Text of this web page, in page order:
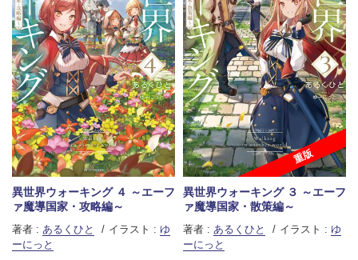
異世界ウォーキング ４ ～エーフ
ァ魔導国家・攻略編～
著者 : あるくひと イラスト : ゆ
ーにっと
重版
異世界ウォーキング ３ ～エーフ
ァ魔導国家・散策編～
著者 : あるくひと イラスト : ゆ
ーにっと